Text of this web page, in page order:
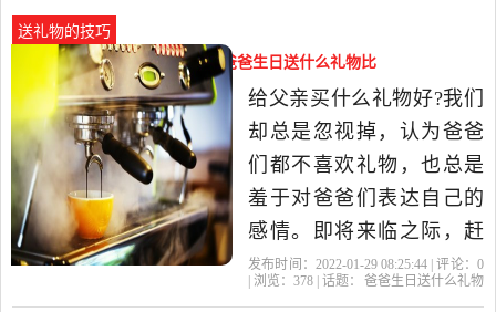
双运动鞋。实用是父亲最
喜欢的礼物，父亲为了子
女操劳了一辈子，什么好
东...送给父
送礼物的技巧
爸爸生日送什么礼物比较好（爸爸生日送什么礼物比
较实用）
给父亲买什么礼物好?我们
却总是忽视掉，认为爸爸
们都不喜欢礼物，也总是
羞于对爸爸们表达自己的
感情。即将来临之际，赶
紧为父亲挑选一份精美的
发布时间：2022-01-29 08:25:44 | 评论： 0
| 浏览： 378 | 话题：
爸爸生日送什么礼物